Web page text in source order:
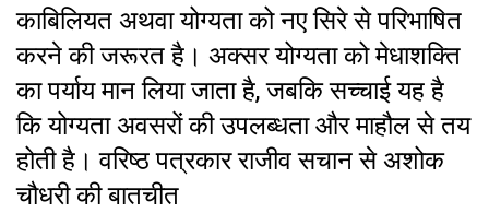
काबिलियत अथवा योग्यता को नए सिरे से परिभाषित
करने की जरूरत है। अक्सर योग्यता को मेधाशक्ति
का पर्याय मान लिया जाता है, जबकि सच्चाई यह है
कि योग्यता अवसरों की उपलब्धता और माहौल से तय
होती है। वरिष्ठ पत्रकार राजीव सचान से अशोक
चौधरी की बातचीत